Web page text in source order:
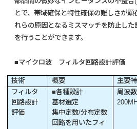
とで、帯域確保と特性確保の難しさが顕
れらの原因となるミスマッチを防止し
を行うことができます。
■マイクロ波 フィルタ回路設計評価
技術 概要 主要
フィルタ
回路設計
評価
■各種設計
基材選定
集中定数/分布定数
回路を用いたフィ
周波数